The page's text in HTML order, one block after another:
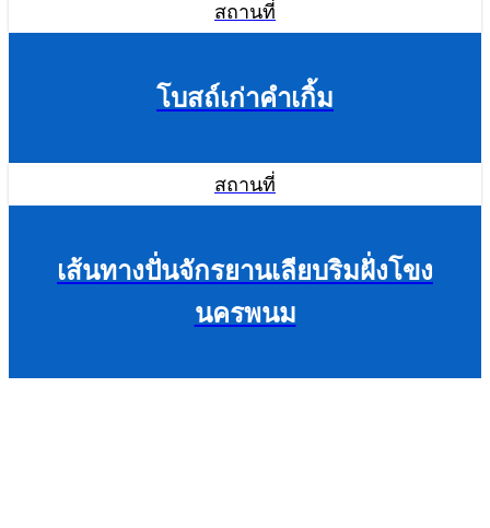
สถานที่
โบสถ์เก่าคำเกิ้ม
สถานที่
เส้นทางปั่นจักรยานเลียบริมฝั่งโขง
นครพนม